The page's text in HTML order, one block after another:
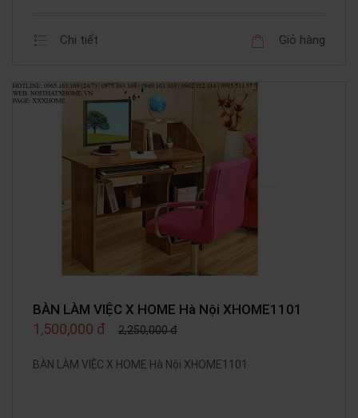
Giỏ hàng
Chi tiết
BÀN LÀM VIỆC X HOME Hà Nội XHOME1101
1,500,000 đ 2,250,000 đ
BÀN LÀM VIỆC X HOME Hà Nội XHOME1101